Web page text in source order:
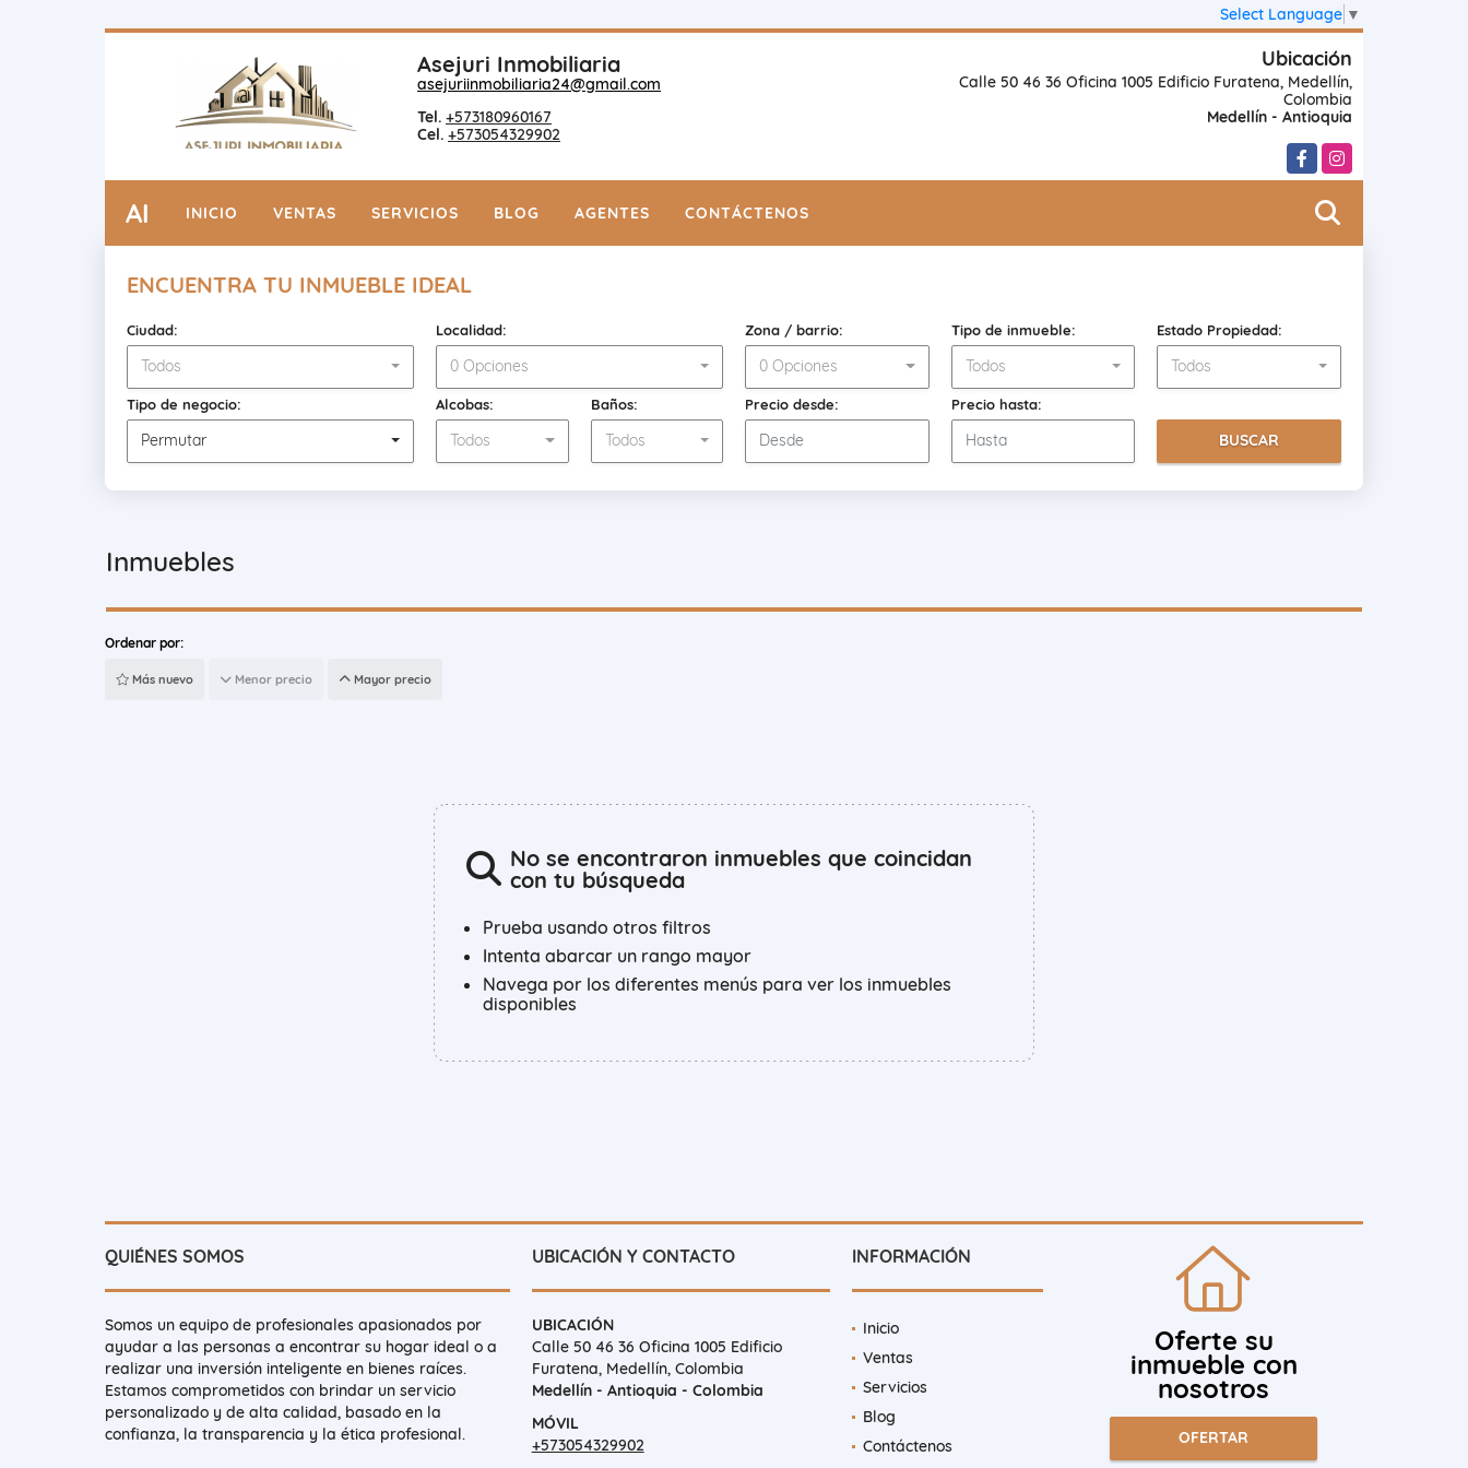
Select Language ▼
Asejuri Inmobiliaria
asejuriinmobiliaria24@gmail.com
Tel. +573180960167
Cel. +573054329902
Ubicación
Calle 50 46 36 Oficina 1005 Edificio Furatena, Medellín,
Colombia
Medellín - Antioquia
FacebookInstagram
AI INICIO VENTAS SERVICIOS BLOG AGENTES CONTÁCTENOS
ENCUENTRA TU INMUEBLE IDEAL
Ciudad:
Todos
Localidad:
0 Opciones
Zona / barrio:
0 Opciones
Tipo de inmueble:
Todos
Estado Propiedad:
Todos
Tipo de negocio:
Permutar
Alcobas:
Todos
Baños:
Todos
Precio desde: Precio hasta:
BUSCAR
Inmuebles
Ordenar por:
Más nuevo Menor precio Mayor precio
No se encontraron inmuebles que coincidan
con tu búsqueda
Prueba usando otros filtros
Intenta abarcar un rango mayor
Navega por los diferentes menús para ver los inmuebles
disponibles
QUIÉNES SOMOS
Somos un equipo de profesionales apasionados por
ayudar a las personas a encontrar su hogar ideal o a
realizar una inversión inteligente en bienes raíces.
Estamos comprometidos con brindar un servicio
personalizado y de alta calidad, basado en la
confianza, la transparencia y la ética profesional.
UBICACIÓN Y CONTACTO
UBICACIÓN
Calle 50 46 36 Oficina 1005 Edificio
Furatena, Medellín, Colombia
Medellín - Antioquia - Colombia
MÓVIL
+573054329902
INFORMACIÓN
Inicio
Ventas
Servicios
Blog
Contáctenos
Oferte su
inmueble con
nosotros
OFERTAR